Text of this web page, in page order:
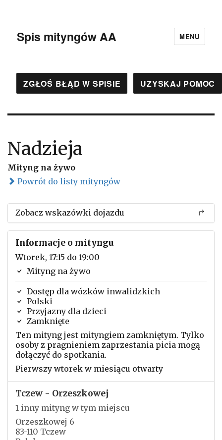
Spis mityngów AA MENU
ZGŁOŚ BŁĄD W SPISIE UZYSKAJ POMOC
Nadzieja
Mityng na żywo
Powrót do listy mityngów
Zobacz wskazówki dojazdu
Informacje o mityngu
Wtorek, 17:15 do 19:00
Mityng na żywo
Dostęp dla wózków inwalidzkich
Polski
Przyjazny dla dzieci
Zamknięte
Ten mityng jest mityngiem zamkniętym. Tylko
osoby z pragnieniem zaprzestania picia mogą
dołączyć do spotkania.
Pierwszy wtorek w miesiącu otwarty
Tczew - Orzeszkowej
1 inny mityng w tym miejscu
Orzeszkowej 6
83-110 Tczew